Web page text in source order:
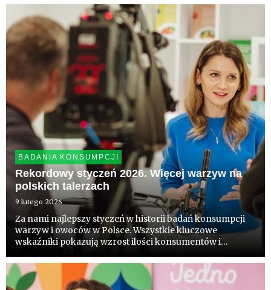
blisko 1/3 wie, że warzywa i owoce powinny stanowić
połowę tego co jemy. Badania...
BADANIA KONSUMPCJI
Rekordowy styczeń 2026. Więcej warzyw na
polskich talerzach
9 lutego 2026
Za nami najlepszy styczeń w historii badań konsumpcji
warzyw i owoców w Polsce. Wszystkie kluczowe
wskaźniki pokazują wzrost ilości konsumentów i
producentów i kreatorów polityki zdrowotnej.